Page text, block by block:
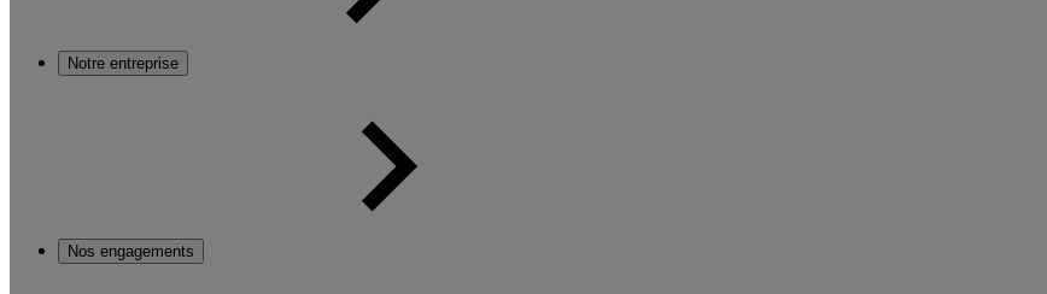
Notre entreprise
Nos engagements